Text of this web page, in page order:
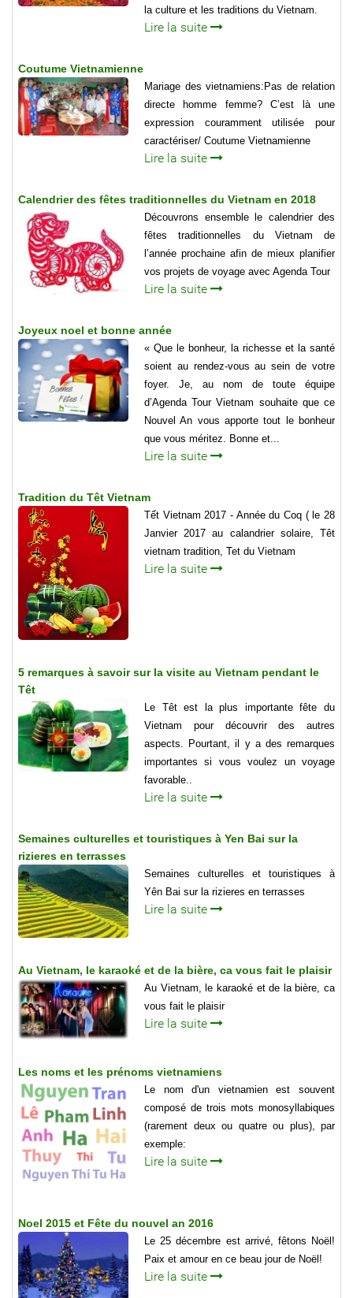
la culture et les traditions du Vietnam.
Lire la suite
Coutume Vietnamienne
Mariage des vietnamiens:Pas de relation
directe homme femme? C’est là une
expression couramment utilisée pour
caractériser/ Coutume Vietnamienne
Lire la suite
Calendrier des fêtes traditionnelles du Vietnam en 2018
Découvrons ensemble le calendrier des
fêtes traditionnelles du Vietnam de
l’année prochaine afin de mieux planifier
vos projets de voyage avec Agenda Tour
Lire la suite
Joyeux noel et bonne année
« Que le bonheur, la richesse et la santé
soient au rendez-vous au sein de votre
foyer. Je, au nom de toute équipe
d’Agenda Tour Vietnam souhaite que ce
Nouvel An vous apporte tout le bonheur
que vous méritez. Bonne et...
Lire la suite
Tradition du Têt Vietnam
Tết Vietnam 2017 - Année du Coq ( le 28
Janvier 2017 au calandrier solaire, Têt
vietnam tradition, Tet du Vietnam
Lire la suite
5 remarques à savoir sur la visite au Vietnam pendant le
Têt
Le Têt est la plus importante fête du
Vietnam pour découvrir des autres
aspects. Pourtant, il y a des remarques
importantes si vous voulez un voyage
favorable..
Lire la suite
Semaines culturelles et touristiques à Yen Bai sur la
rizieres en terrasses
Semaines culturelles et touristiques à
Yên Bai sur la rizieres en terrasses
Lire la suite
Au Vietnam, le karaoké et de la bière, ca vous fait le plaisir
Au Vietnam, le karaoké et de la bière, ca
vous fait le plaisir
Lire la suite
Les noms et les prénoms vietnamiens
Le nom d'un vietnamien est souvent
composé de trois mots monosyllabiques
(rarement deux ou quatre ou plus), par
exemple:
Lire la suite
Noel 2015 et Fête du nouvel an 2016
Le 25 décembre est arrivé, fêtons Noël!
Paix et amour en ce beau jour de Noël!
Lire la suite